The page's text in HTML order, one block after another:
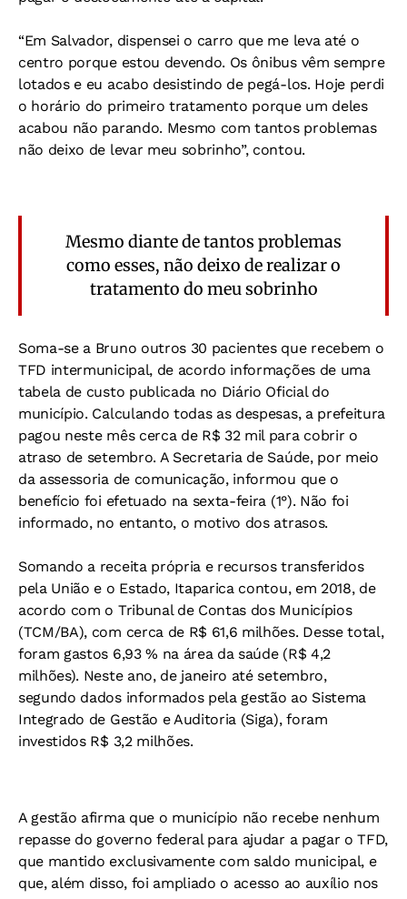
“Em Salvador, dispensei o carro que me leva até o
centro porque estou devendo. Os ônibus vêm sempre
lotados e eu acabo desistindo de pegá-los. Hoje perdi
o horário do primeiro tratamento porque um deles
acabou não parando. Mesmo com tantos problemas
não deixo de levar meu sobrinho”, contou.
Mesmo diante de tantos problemas
como esses, não deixo de realizar o
tratamento do meu sobrinho
Soma-se a Bruno outros 30 pacientes que recebem o
TFD intermunicipal, de acordo informações de uma
tabela de custo publicada no Diário Oficial do
município. Calculando todas as despesas, a prefeitura
pagou neste mês cerca de R$ 32 mil para cobrir o
atraso de setembro. A Secretaria de Saúde, por meio
da assessoria de comunicação, informou que o
benefício foi efetuado na sexta-feira (1°). Não foi
informado, no entanto, o motivo dos atrasos.
Somando a receita própria e recursos transferidos
pela União e o Estado, Itaparica contou, em 2018, de
acordo com o Tribunal de Contas dos Municípios
(TCM/BA), com cerca de R$ 61,6 milhões. Desse total,
foram gastos 6,93 % na área da saúde (R$ 4,2
milhões). Neste ano, de janeiro até setembro,
segundo dados informados pela gestão ao Sistema
Integrado de Gestão e Auditoria (Siga), foram
investidos R$ 3,2 milhões.
A gestão afirma que o município não recebe nenhum
repasse do governo federal para ajudar a pagar o TFD,
que mantido exclusivamente com saldo municipal, e
que, além disso, foi ampliado o acesso ao auxílio nos